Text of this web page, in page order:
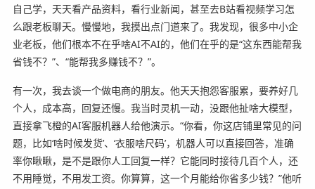
自己学，天天看产品资料，看行业新闻，甚至去B站看视频学习怎
么跟老板聊天。慢慢地，我摸出点门道来了。我发现，很多中小企
业老板，他们根本不在乎啥AI不AI的，他们在乎的是“这东西能帮我
省钱不？”、“能帮我多赚钱不？”。
有一次，我去谈一个做电商的朋友。他天天抱怨客服累，要养好几
个人，成本高，回复还慢。我当时灵机一动，没跟他扯啥大模型，
直接拿飞橙的AI客服机器人给他演示。“你看，你这店铺里常见的问
题，比如‘啥时候发货’、‘衣服啥尺码’，机器人可以直接回答，准确
率你瞅瞅，是不是跟你人工回复一样？它能同时接待几百个人，还
不用睡觉，不用发工资。你算算，这一个月能给你省多少钱？”他听